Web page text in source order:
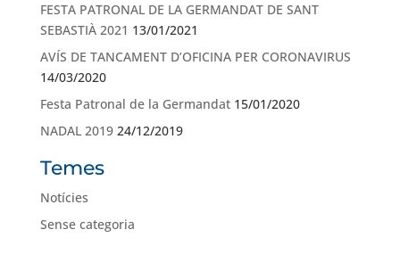
FESTA PATRONAL DE LA GERMANDAT DE SANT
SEBASTIÀ 2021 13/01/2021
AVÍS DE TANCAMENT D’OFICINA PER CORONAVIRUS
14/03/2020
Festa Patronal de la Germandat 15/01/2020
NADAL 2019 24/12/2019
Temes
Notícies
Sense categoria